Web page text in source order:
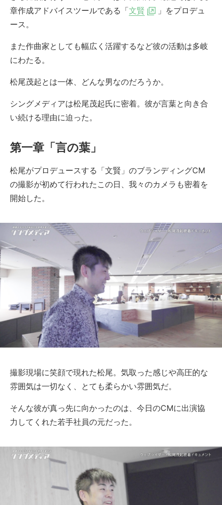
章作成アドバイスツールである「文賢
」をプロデュ
ース。
また作曲家としても幅広く活躍するなど彼の活動は多岐
にわたる。
松尾茂起とは一体、どんな男なのだろうか。
シングメディアは松尾茂起氏に密着。彼が言葉と向き合
い続ける理由に迫った。
第一章「言の葉」
松尾がプロデュースする「文賢」のブランディングCM
の撮影が初めて行われたこの日、我々のカメラも密着を
開始した。
撮影現場に笑顔で現れた松尾。気取った感じや高圧的な
雰囲気は一切なく、とても柔らかい雰囲気だ。
そんな彼が真っ先に向かったのは、今日のCMに出演協
力してくれた若手社員の元だった。